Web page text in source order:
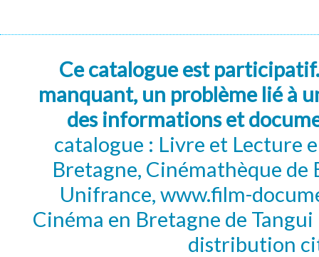
Ce catalogue est
manquant, un problème lié à
des informations et
catalogue : Livre et Lecture
Bretagne, Cinémathèque de
Unifrance, www.film-
Cinéma en Bretagne de
distribution